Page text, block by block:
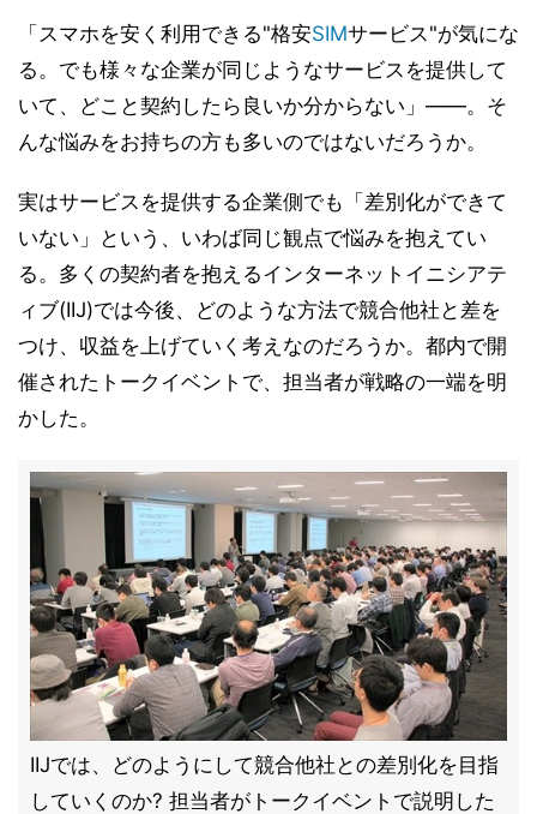
「スマホを安く利用できる"格安SIMサービス"が気にな
る。でも様々な企業が同じようなサービスを提供して
いて、どこと契約したら良いか分からない」――。そ
んな悩みをお持ちの方も多いのではないだろうか。
実はサービスを提供する企業側でも「差別化ができて
いない」という、いわば同じ観点で悩みを抱えてい
る。多くの契約者を抱えるインターネットイニシアテ
ィブ(IIJ)では今後、どのような方法で競合他社と差を
つけ、収益を上げていく考えなのだろうか。都内で開
催されたトークイベントで、担当者が戦略の一端を明
かした。
IIJでは、どのようにして競合他社との差別化を目指
していくのか? 担当者がトークイベントで説明した